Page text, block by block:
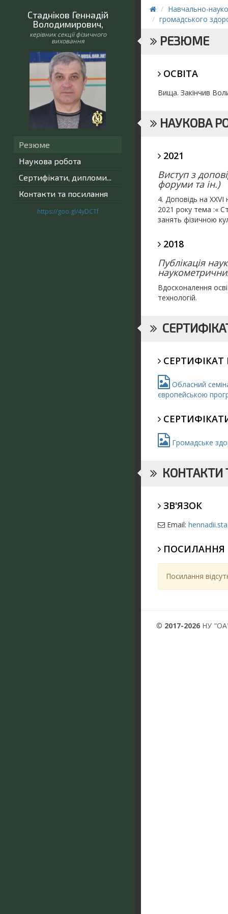
Стадніков Геннадій
Володимирович,
керівник секції фізичного
виховання
Резюме
Наукова робота
Сертифікати, дипломи...
Контакти та посилання
https://goo.gl/4yDCTf
Навчально-
громадського
РЕЗЮМЕ
ОСВІТА
Вища. Закінчив
НАУКОВА
2021
Виступ з
форуми та ін.)
4. Доповідь на ХХVI
2021 року тема :«
занять фізичною
2018
Публікація
Вдосконалення
технологій.
Обласний
європейською
Громадське
КОНТАКТИ
ЗВ'ЯЗОК
Email:
ПОСИЛАННЯ
Посилання
© 2017-2026 НУ